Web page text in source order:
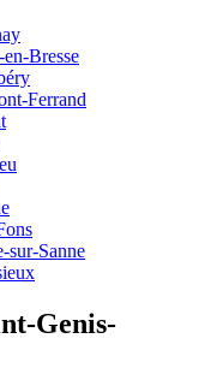
Bresse
Ferrand
sur-Sanne
Genis-